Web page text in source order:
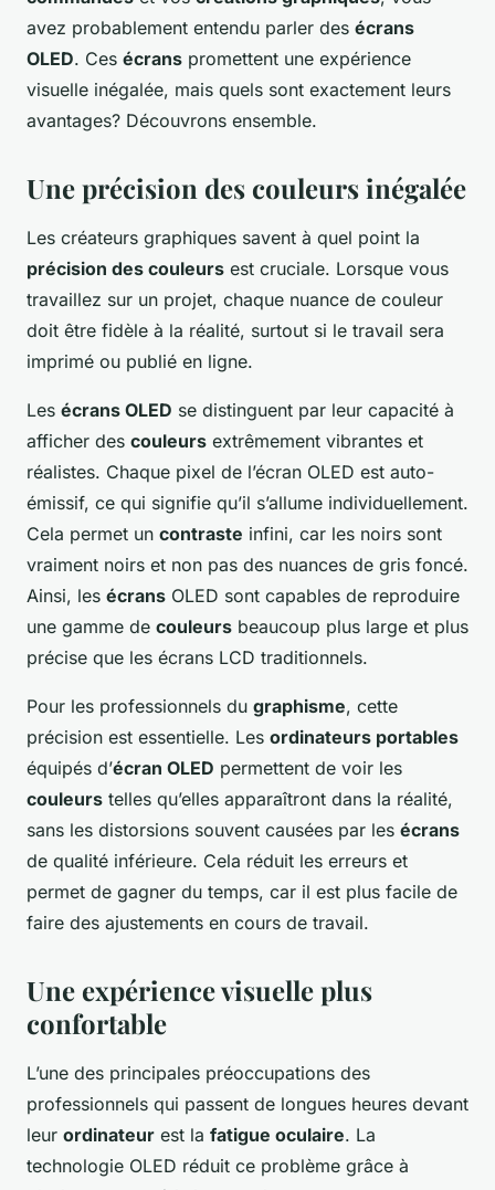
avez probablement entendu parler des écrans
OLED. Ces écrans promettent une expérience
visuelle inégalée, mais quels sont exactement leurs
avantages? Découvrons ensemble.
Une précision des couleurs inégalée
Les créateurs graphiques savent à quel point la
précision des couleurs est cruciale. Lorsque vous
travaillez sur un projet, chaque nuance de couleur
doit être fidèle à la réalité, surtout si le travail sera
imprimé ou publié en ligne.
Les écrans OLED se distinguent par leur capacité à
afficher des couleurs extrêmement vibrantes et
réalistes. Chaque pixel de l’écran OLED est auto-
émissif, ce qui signifie qu’il s’allume individuellement.
Cela permet un contraste infini, car les noirs sont
vraiment noirs et non pas des nuances de gris foncé.
Ainsi, les écrans OLED sont capables de reproduire
une gamme de couleurs beaucoup plus large et plus
précise que les écrans LCD traditionnels.
Pour les professionnels du graphisme, cette
précision est essentielle. Les ordinateurs portables
équipés d’écran OLED permettent de voir les
couleurs telles qu’elles apparaîtront dans la réalité,
sans les distorsions souvent causées par les écrans
de qualité inférieure. Cela réduit les erreurs et
permet de gagner du temps, car il est plus facile de
faire des ajustements en cours de travail.
Une expérience visuelle plus
confortable
L’une des principales préoccupations des
professionnels qui passent de longues heures devant
leur ordinateur est la fatigue oculaire. La
technologie OLED réduit ce problème grâce à